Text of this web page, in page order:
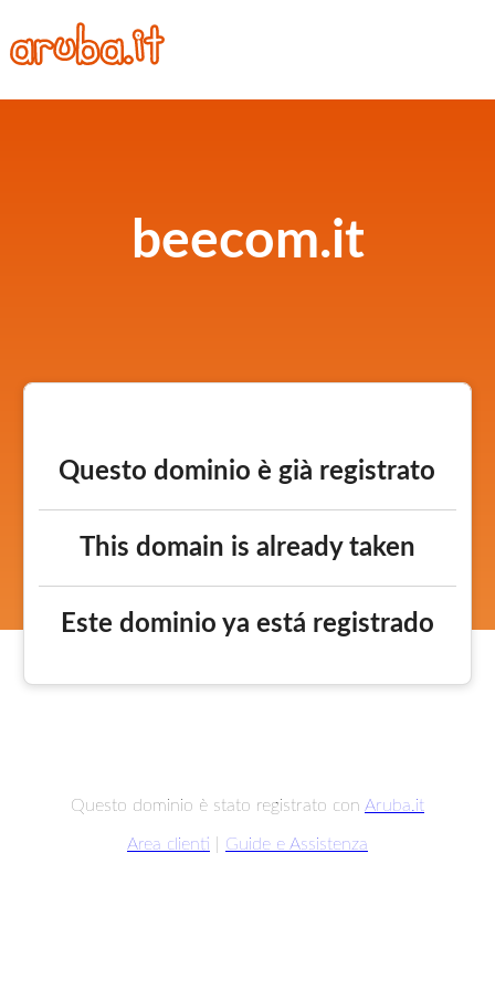
beecom.it
Questo dominio è già registrato
This domain is already taken
Este dominio ya está registrado
Questo dominio è stato registrato con Aruba.it
Area clienti Guide e Assistenza